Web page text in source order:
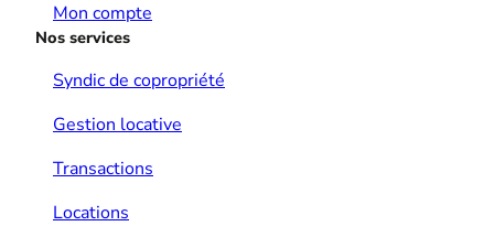
Mon compte
Nos services
Syndic de copropriété
Gestion locative
Transactions
Locations